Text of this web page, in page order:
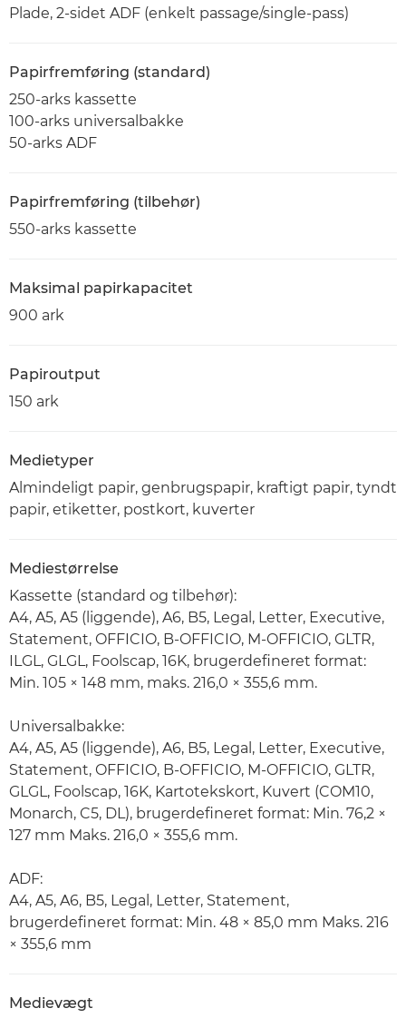
Plade, 2-sidet ADF (enkelt passage/single-pass)
Papirfremføring (standard)
250-arks kassette
100-arks universalbakke
50-arks ADF
Papirfremføring (tilbehør)
550-arks kassette
Maksimal papirkapacitet
900 ark
Papiroutput
150 ark
Medietyper
Almindeligt papir, genbrugspapir, kraftigt papir, tyndt
papir, etiketter, postkort, kuverter
Mediestørrelse
Kassette (standard og tilbehør):
A4, A5, A5 (liggende), A6, B5, Legal, Letter, Executive,
Statement, OFFICIO, B-OFFICIO, M-OFFICIO, GLTR,
ILGL, GLGL, Foolscap, 16K, brugerdefineret format:
Min. 105 × 148 mm, maks. 216,0 × 355,6 mm.
Universalbakke:
A4, A5, A5 (liggende), A6, B5, Legal, Letter, Executive,
Statement, OFFICIO, B-OFFICIO, M-OFFICIO, GLTR,
GLGL, Foolscap, 16K, Kartotekskort, Kuvert (COM10,
Monarch, C5, DL), brugerdefineret format: Min. 76,2 ×
127 mm Maks. 216,0 × 355,6 mm.
ADF:
A4, A5, A6, B5, Legal, Letter, Statement,
brugerdefineret format: Min. 48 × 85,0 mm Maks. 216
× 355,6 mm
Medievægt